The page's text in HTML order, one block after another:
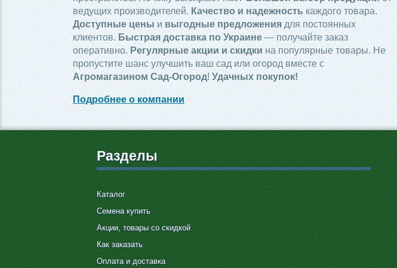
ведущих производителей. Качество и надежностькаждого товара.
Доступные цены и выгодные предложения для постоянных
клиентов. Быстрая доставка по Украине — получайте заказ
оперативно. Регулярные акции и скидкина популярные товары. Не
пропустите шанс улучшить ваш сад или огород вместе с
Агромагазином Сад-Огород!Удачных покупок!
Подробнее о компании
Разделы
Каталог
Семена купить
Акции, товары со скидкой
Как заказать
Оплата и доставка